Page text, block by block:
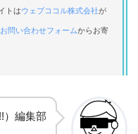
トはウェブココル株式会社が
お問い合わせフォームからお寄
）編集部